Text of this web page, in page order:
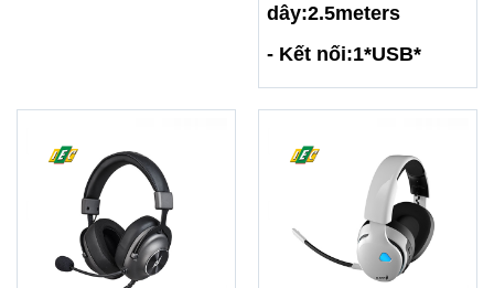
dây:2.5meters
- Kết nối:1*USB*